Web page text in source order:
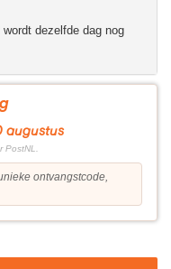
wordt dezelfde dag nog
augustus
ontvangstcode,